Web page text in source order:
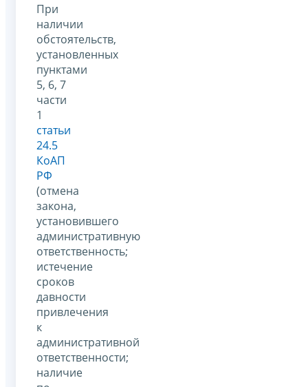
При
наличии
обстоятельств,
установленных
пунктами
5, 6, 7
части
1
статьи
24.5
КоАП
РФ
(отмена
закона,
установившего
административную
ответственность;
истечение
сроков
давности
привлечения
к
административной
ответственности;
наличие